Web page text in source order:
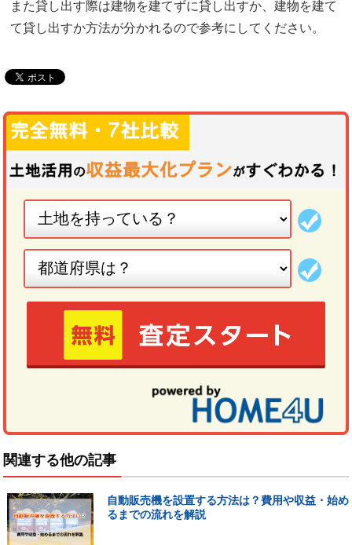
また貸し出す際は建物を建てずに貸し出すか、建物を建て
て貸し出すか方法が分かれるので参考にしてください。
関連する他の記事
自動販売機を設置する方法は？費用や収益・始め
るまでの流れを解説